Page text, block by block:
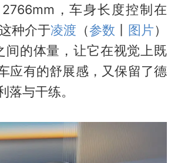
，车身长度控制在
种介于凌渡 （参数 图片）
间的体量，让它在视觉上既
应有的舒展感，又保留了德
落与干练。